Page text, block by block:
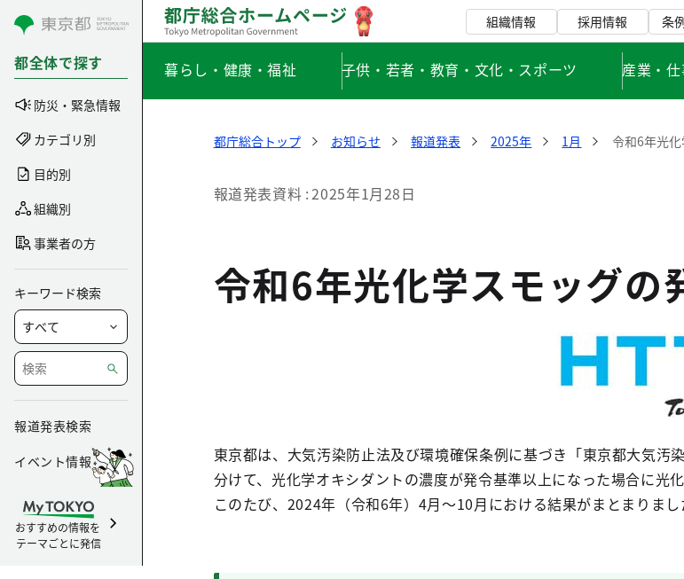
コンテンツにスキップ
都全体で探す
防災・緊急情報
カテゴリ別
目的別
組織別
事業者の方
キーワード検索
報道発表検索
イベント情報
おすすめの情報を
テーマごとに発信
組織情報 採用情報 条
暮らし・健康・福祉 子供・若者・教育・文化・スポーツ 産業・
都庁総合トップ お知らせ 報道発表 2025年 1月 令和6年光
報道発表資料 2025年1月28日
令和6年光化学スモッグの
東京都は、大気汚染防止法及び環境確保条例に基づき「東京都大気
分けて、光化学オキシダントの濃度が発令基準以上になった場合に光
このたび、2024年（令和6年）4月～10月における結果がまとまりまし